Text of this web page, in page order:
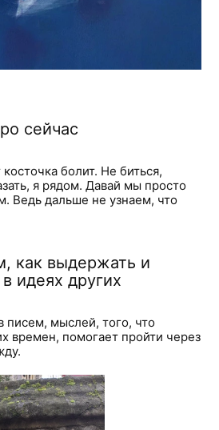
сейчас
болит. Не биться,
я рядом. Давай мы просто
Ведь дальше не узнаем, что
как выдержать и
идеях других
писем, мыслей, того, что
времен, помогает пройти через